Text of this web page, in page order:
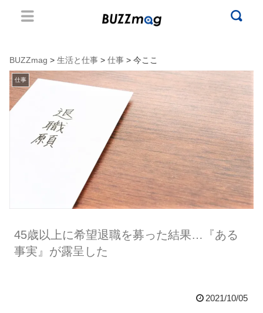
BUZZmag > 生活と仕事 > 仕事 > 今ここ
仕事
45歳以上に希望退職を募った結果…『ある
事実』が露呈した
2021/10/05